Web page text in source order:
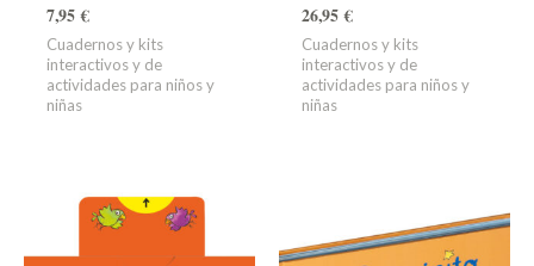
7,95€
Cuadernos y kits
interactivos y de
actividades para niños y
niñas
26,95€
Cuadernos y kits
interactivos y de
actividades para niños y
niñas